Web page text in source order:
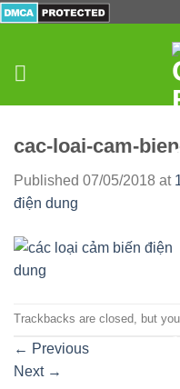
cac-loai-cam-
Published 07/05/2018 at
điện dung
Trackbacks are closed, but
← Previous
Next →